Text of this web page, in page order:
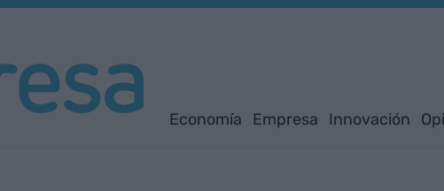
Economía Empresa Innovación